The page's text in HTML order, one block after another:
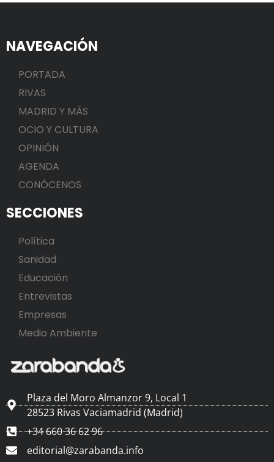
NAVEGACIÓN
PORTADA
RIVAS
MADRID Y MÁS
OCIO Y CULTURA
OPINIÓN
AGENDA
CONÓCENOS
SECCIONES
Política
Sanidad
Educación
Entrevistas
Empresas
Medio Ambiente
Plaza del Moro Almanzor 9, Local 1
28523 Rivas Vaciamadrid (Madrid)
+34 660 36 62 96
editorial@zarabanda.info